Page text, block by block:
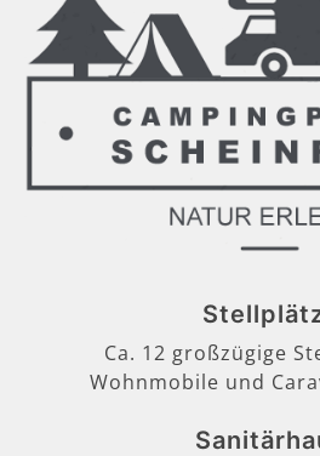
Ca. 12 großzügige
Wohnmobile und